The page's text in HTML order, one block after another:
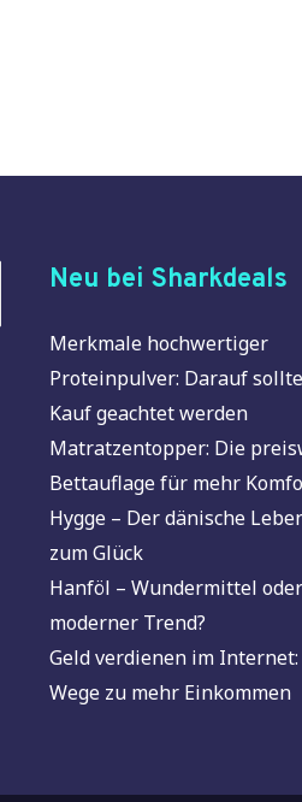
Neu bei Sharkdeals
Merkmale hochwertiger
Proteinpulver: Darauf
Kauf geachtet werden
Matratzentopper: Die
Bettauflage für mehr
Hygge – Der dänische
zum Glück
Hanföl – Wundermittel
moderner Trend?
Geld verdienen im
Wege zu mehr Einkommen